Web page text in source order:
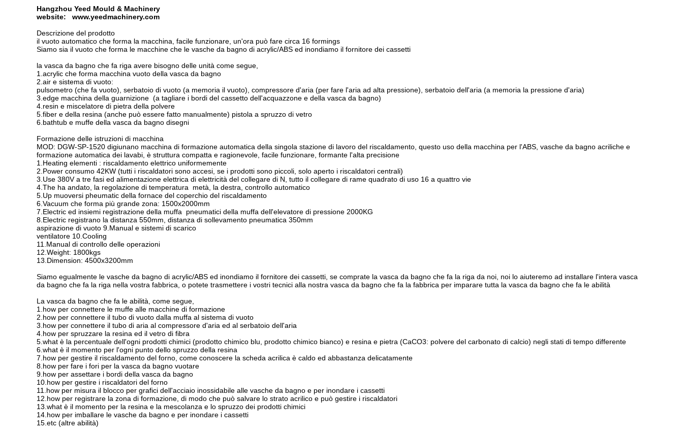
Hangzhou Yeed Mould & Machinery
website: www.yeedmachinery.com
Descrizione del prodotto
il vuoto automatico che forma la macchina, facile funzionare, un'ora può fare circa 16 formings
Siamo sia il vuoto che forma le macchine che le vasche da bagno di acrylic/ABS ed inondiamo il fornitore dei cassetti
la vasca da bagno che fa riga avere bisogno delle unità come segue,
1.acrylic che forma macchina vuoto della vasca da bagno
2.air e sistema di vuoto:
pulsometro (che fa vuoto), serbatoio di vuoto (a memoria il vuoto), compressore d'aria (per fare l'aria ad alta pressione), serbatoio dell'aria (a memoria la pressione d'aria)
3.edge macchina della guarnizione (a tagliare i bordi del cassetto dell'acquazzone e della vasca da bagno)
4.resin e miscelatore di pietra della polvere
5.fiber e della resina (anche può essere fatto manualmente) pistola a spruzzo di vetro
6.bathtub e muffe della vasca da bagno disegni
Formazione delle istruzioni di macchina
MOD: DGW-SP-1520 digiunano macchina di formazione automatica della singola stazione di lavoro del riscaldamento, questo uso della macchina per l'ABS, vasche da bagno acriliche e
formazione automatica dei lavabi, è struttura compatta e ragionevole, facile funzionare, formante l'alta precisione
1.Heating elementi : riscaldamento elettrico uniformemente
2.Power consumo 42KW (tutti i riscaldatori sono accesi, se i prodotti sono piccoli, solo aperto i riscaldatori centrali)
3.Use 380V a tre fasi ed alimentazione elettrica di elettricità del collegare di N, tutto il collegare di rame quadrato di uso 16 a quattro vie
4.The ha andato, la regolazione di temperatura metà, la destra, controllo automatico
5.Up muoversi pheumatic della fornace del coperchio del riscaldamento
6.Vacuum che forma più grande zona: 1500x2000mm
7.Electric ed insiemi registrazione della muffa pneumatici della muffa dell'elevatore di pressione 2000KG
8.Electric registrano la distanza 550mm, distanza di sollevamento pneumatica 350mm
aspirazione di vuoto 9.Manual e sistemi di scarico
ventilatore 10.Cooling
11.Manual di controllo delle operazioni
12.Weight: 1800kgs
13.Dimension: 4500x3200mm
Siamo egualmente le vasche da bagno di acrylic/ABS ed inondiamo il fornitore dei cassetti, se comprate la vasca da bagno che fa la riga da noi, noi lo aiuteremo ad installare l'intera vasca
da bagno che fa la riga nella vostra fabbrica, o potete trasmettere i vostri tecnici alla nostra vasca da bagno che fa la fabbrica per imparare tutta la vasca da bagno che fa le abilità
La vasca da bagno che fa le abilità, come segue,
1.how per connettere le muffe alle macchine di formazione
2.how per connettere il tubo di vuoto dalla muffa al sistema di vuoto
3.how per connettere il tubo di aria al compressore d'aria ed al serbatoio dell'aria
4.how per spruzzare la resina ed il vetro di fibra
5.what è la percentuale dell'ogni prodotti chimici (prodotto chimico blu, prodotto chimico bianco) e resina e pietra (CaCO3: polvere del carbonato di calcio) negli stati di tempo differente
6.what è il momento per l'ogni punto dello spruzzo della resina
7.how per gestire il riscaldamento del forno, come conoscere la scheda acrilica è caldo ed abbastanza delicatamente
8.how per fare i fori per la vasca da bagno vuotare
9.how per assettare i bordi della vasca da bagno
10.how per gestire i riscaldatori del forno
11.how per misura il blocco per grafici dell'acciaio inossidabile alle vasche da bagno e per inondare i cassetti
12.how per registrare la zona di formazione, di modo che può salvare lo strato acrilico e può gestire i riscaldatori
13.what è il momento per la resina e la mescolanza e lo spruzzo dei prodotti chimici
14.how per imballare le vasche da bagno e per inondare i cassetti
15.etc (altre abilità)